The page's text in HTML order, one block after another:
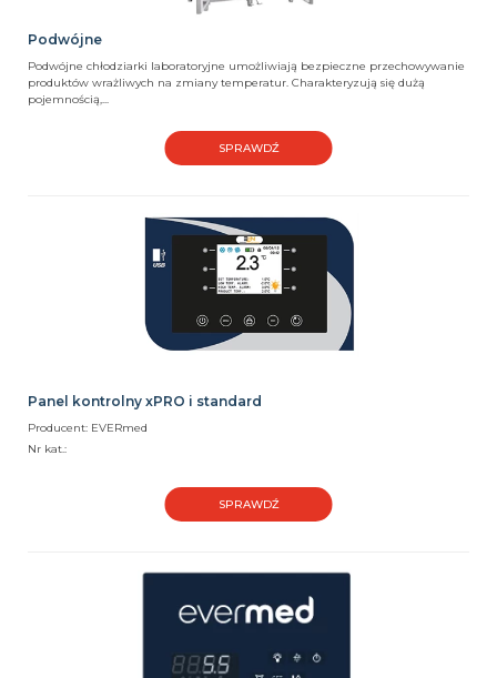
Podwójne
Podwójne chłodziarki laboratoryjne umożliwiają bezpieczne przechowywanie
produktów wrażliwych na zmiany temperatur. Charakteryzują się dużą
pojemnością,...
SPRAWDŹ
Panel kontrolny xPRO i standard
Producent: EVERmed
Nr kat.:
SPRAWDŹ